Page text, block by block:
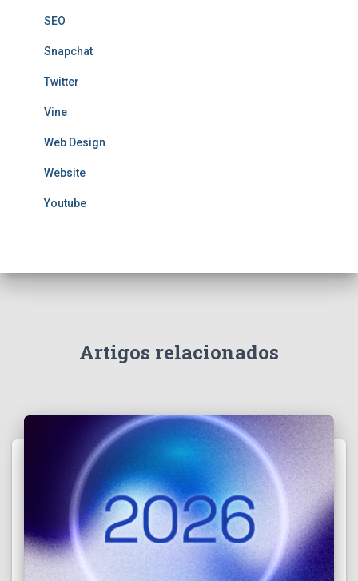
SEO
Snapchat
Twitter
Vine
Web Design
Website
Youtube
Artigos relacionados